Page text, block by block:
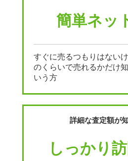
簡単ネッ
すぐに売るつもりはない
のくらいで売れるかだけ
いう方
詳細な査定額が
しっかり